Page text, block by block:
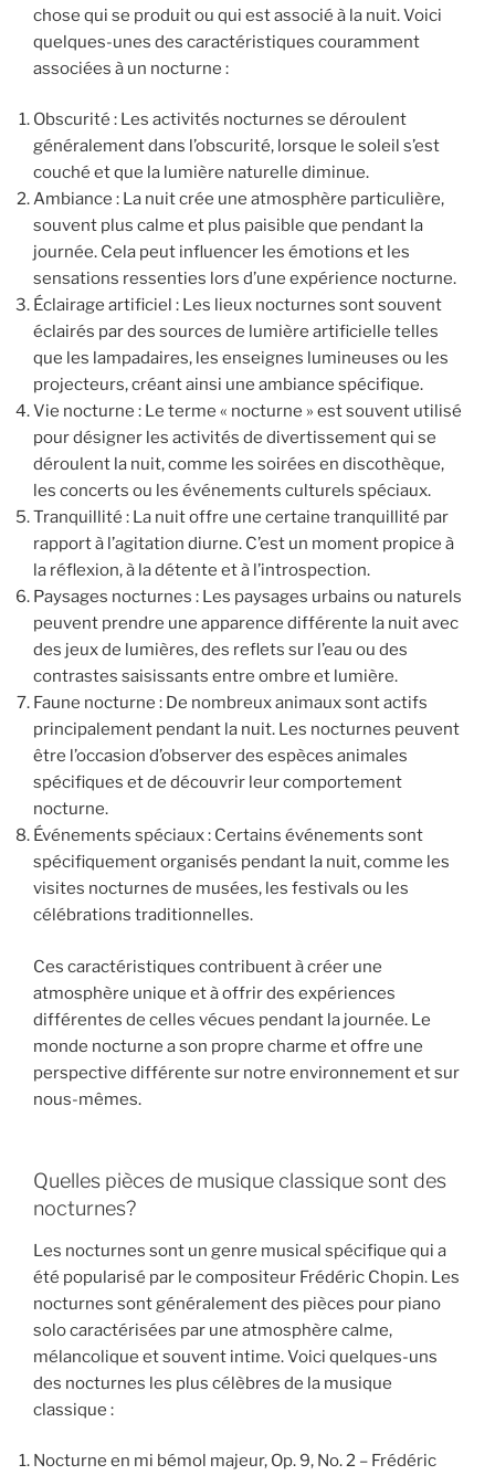
chose qui se produit ou qui est associé à la nuit. Voici
quelques-unes des caractéristiques couramment
associées à un nocturne :
Obscurité : Les activités nocturnes se déroulent
généralement dans l’obscurité, lorsque le soleil s’est
couché et que la lumière naturelle diminue.
Ambiance : La nuit crée une atmosphère particulière,
souvent plus calme et plus paisible que pendant la
journée. Cela peut influencer les émotions et les
sensations ressenties lors d’une expérience nocturne.
Éclairage artificiel : Les lieux nocturnes sont souvent
éclairés par des sources de lumière artificielle telles
que les lampadaires, les enseignes lumineuses ou les
projecteurs, créant ainsi une ambiance spécifique.
Vie nocturne : Le terme « nocturne » est souvent utilisé
pour désigner les activités de divertissement qui se
déroulent la nuit, comme les soirées en discothèque,
les concerts ou les événements culturels spéciaux.
Tranquillité : La nuit offre une certaine tranquillité par
rapport à l’agitation diurne. C’est un moment propice à
la réflexion, à la détente et à l’introspection.
Paysages nocturnes : Les paysages urbains ou naturels
peuvent prendre une apparence différente la nuit avec
des jeux de lumières, des reflets sur l’eau ou des
contrastes saisissants entre ombre et lumière.
Faune nocturne : De nombreux animaux sont actifs
principalement pendant la nuit. Les nocturnes peuvent
être l’occasion d’observer des espèces animales
spécifiques et de découvrir leur comportement
nocturne.
Événements spéciaux : Certains événements sont
spécifiquement organisés pendant la nuit, comme les
visites nocturnes de musées, les festivals ou les
célébrations traditionnelles.
Ces caractéristiques contribuent à créer une
atmosphère unique et à offrir des expériences
différentes de celles vécues pendant la journée. Le
monde nocturne a son propre charme et offre une
perspective différente sur notre environnement et sur
nous-mêmes.
Quelles pièces de musique classique sont des
nocturnes?
Les nocturnes sont un genre musical spécifique qui a
été popularisé par le compositeur Frédéric Chopin. Les
nocturnes sont généralement des pièces pour piano
solo caractérisées par une atmosphère calme,
mélancolique et souvent intime. Voici quelques-uns
des nocturnes les plus célèbres de la musique
classique :
Nocturne en mi bémol majeur, Op. 9, No. 2 – Frédéric